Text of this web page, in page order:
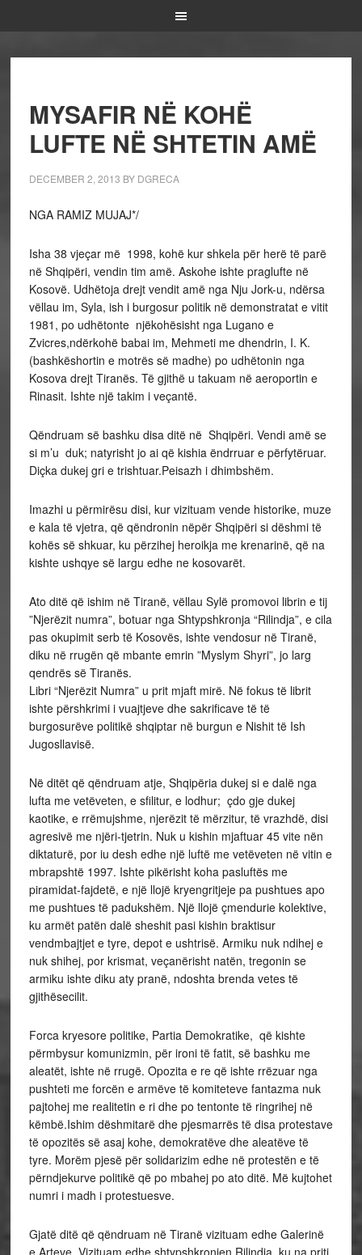
MYSAFIR NË KOHË
LUFTE NË SHTETIN AMË
DECEMBER 2, 2013 BY DGRECA
NGA RAMIZ MUJAJ*/
Isha 38 vjeçar më 1998, kohë kur shkela për herë të parë
në Shqipëri, vendin tim amë. Askohe ishte praglufte në
Kosovë. Udhëtoja drejt vendit amë nga Nju Jork-u, ndërsa
vëllau im, Syla, ish i burgosur politik në demonstratat e vitit
1981, po udhëtonte njëkohësisht nga Lugano e
Zvicres,ndërkohë babai im, Mehmeti me dhendrin, I. K.
(bashkëshortin e motrës së madhe) po udhëtonin nga
Kosova drejt Tiranës. Të gjithë u takuam në aeroportin e
Rinasit. Ishte një takim i veçantë.
Qëndruam së bashku disa ditë në Shqipëri. Vendi amë se
si m’u duk; natyrisht jo ai që kishia ëndrruar e përfytëruar.
Diçka dukej gri e trishtuar.Peisazh i dhimbshëm.
Imazhi u përmirësu disi, kur vizituam vende historike, muze
e kala të vjetra, që qëndronin nëpër Shqipëri si dëshmi të
kohës së shkuar, ku përzihej heroikja me krenarinë, që na
kishte ushqye së largu edhe ne kosovarët.
Ato ditë që ishim në Tiranë, vëllau Sylë promovoi librin e tij
”Njerëzit numra”, botuar nga Shtypshkronja “Rilindja”, e cila
pas okupimit serb të Kosovës, ishte vendosur në Tiranë,
diku në rrugën që mbante emrin ”Myslym Shyri”, jo larg
qendrës së Tiranës.
Libri “Njerëzit Numra” u prit mjaft mirë. Në fokus të librit
ishte përshkrimi i vuajtjeve dhe sakrificave të të
burgosurëve politikë shqiptar në burgun e Nishit të Ish
Jugosllavisë.
Në ditët që qëndruam atje, Shqipëria dukej si e dalë nga
lufta me vetëveten, e sfilitur, e lodhur; çdo gje dukej
kaotike, e rrëmujshme, njerëzit të mërzitur, të vrazhdë, disi
agresivë me njëri-tjetrin. Nuk u kishin mjaftuar 45 vite nën
diktaturë, por iu desh edhe një luftë me vetëveten në vitin e
mbrapshtë 1997. Ishte pikërisht koha pasluftës me
piramidat-fajdetë, e një llojë kryengritjeje pa pushtues apo
me pushtues të padukshëm. Një llojë çmendurie kolektive,
ku armët patën dalë sheshit pasi kishin braktisur
vendmbajtjet e tyre, depot e ushtrisë. Armiku nuk ndihej e
nuk shihej, por krismat, veçanërisht natën, tregonin se
armiku ishte diku aty pranë, ndoshta brenda vetes të
gjithësecilit.
Forca kryesore politike, Partia Demokratike, që kishte
përmbysur komunizmin, për ironi të fatit, së bashku me
aleatët, ishte në rrugë. Opozita e re që ishte rrëzuar nga
pushteti me forcën e armëve të komiteteve fantazma nuk
pajtohej me realitetin e ri dhe po tentonte të ringrihej në
këmbë.Ishim dëshmitarë dhe pjesmarrës të disa protestave
të opozitës së asaj kohe, demokratëve dhe aleatëve të
tyre. Morëm pjesë për solidarizim edhe në protestën e të
përndjekurve politikë që po mbahej po ato ditë. Më kujtohet
numri i madh i protestuesve.
Gjatë ditë që qëndruam në Tiranë vizituam edhe Galerinë
e Arteve. Vizituam edhe shtypshkronjen Rilindja, ku na priti